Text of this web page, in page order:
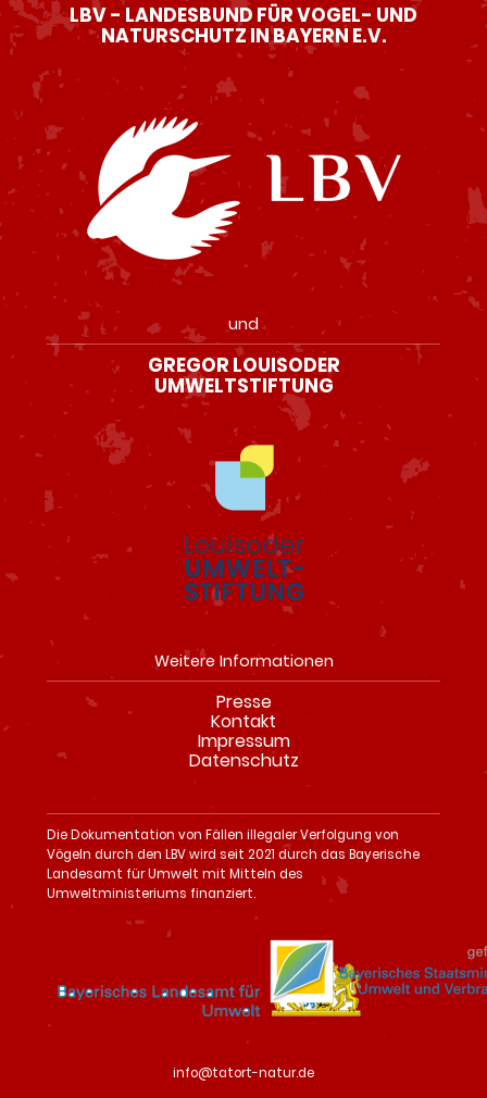
LBV - LANDESBUND FÜR VOGEL- UND
NATURSCHUTZ IN BAYERN E.V.
und
GREGOR LOUISODER
UMWELTSTIFTUNG
Weitere Informationen
Navigation
überspringen
Presse
Kontakt
Impressum
Datenschutz
Die Dokumentation von Fällen illegaler Verfolgung von
Vögeln durch den LBV wird seit 2021 durch das Bayerische
Landesamt für Umwelt mit Mitteln des
Umweltministeriums finanziert.
info@tatort-natur.de